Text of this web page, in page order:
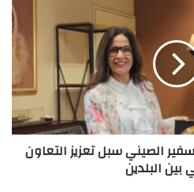
الصيني سبل تعزيز التعاون
بين البلدين